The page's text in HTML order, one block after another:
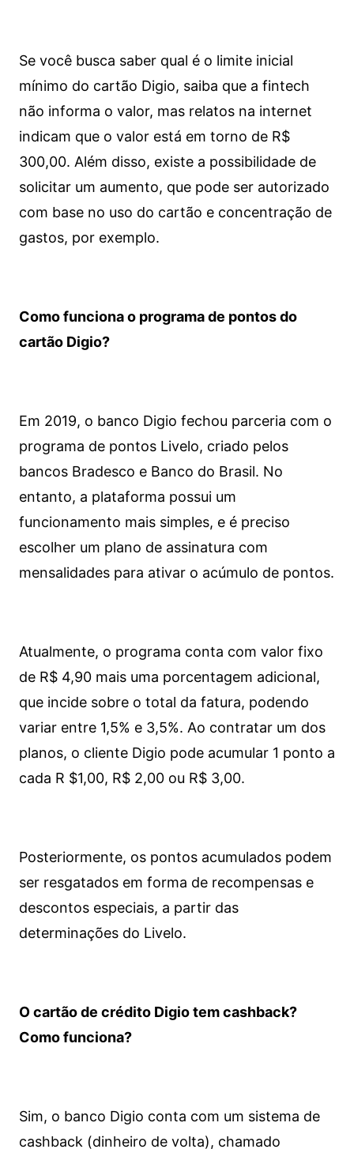
Se você busca saber qual é o limite inicial
mínimo do cartão Digio, saiba que a fintech
não informa o valor, mas relatos na internet
indicam que o valor está em torno de R$
300,00. Além disso, existe a possibilidade de
solicitar um aumento, que pode ser autorizado
com base no uso do cartão e concentração de
gastos, por exemplo.
Como funciona o programa de pontos do
cartão Digio?
Em 2019, o banco Digio fechou parceria com o
programa de pontos Livelo, criado pelos
bancos Bradesco e Banco do Brasil. No
entanto, a plataforma possui um
funcionamento mais simples, e é preciso
escolher um plano de assinatura com
mensalidades para ativar o acúmulo de pontos.
Atualmente, o programa conta com valor fixo
de R$ 4,90 mais uma porcentagem adicional,
que incide sobre o total da fatura, podendo
variar entre 1,5% e 3,5%. Ao contratar um dos
planos, o cliente Digio pode acumular 1 ponto a
cada R $1,00, R$ 2,00 ou R$ 3,00.
Posteriormente, os pontos acumulados podem
ser resgatados em forma de recompensas e
descontos especiais, a partir das
determinações do Livelo.
O cartão de crédito Digio tem cashback?
Como funciona?
Sim, o banco Digio conta com um sistema de
cashback (dinheiro de volta), chamado